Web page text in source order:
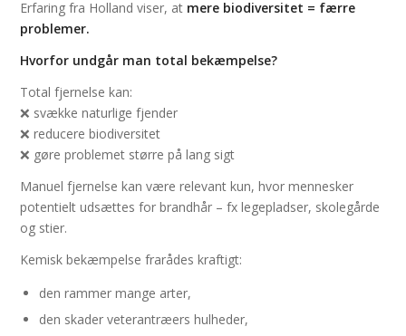
Erfaring fra Holland viser, at mere biodiversitet = færre
problemer.
Hvorfor undgår man total bekæmpelse?
Total fjernelse kan:
❌ svække naturlige fjender
❌ reducere biodiversitet
❌ gøre problemet større på lang sigt
Manuel fjernelse kan være relevant kun, hvor mennesker
potentielt udsættes for brandhår – fx legepladser, skolegårde
og stier.
Kemisk bekæmpelse frarådes kraftigt:
den rammer mange arter,
den skader veterantræers hulheder,